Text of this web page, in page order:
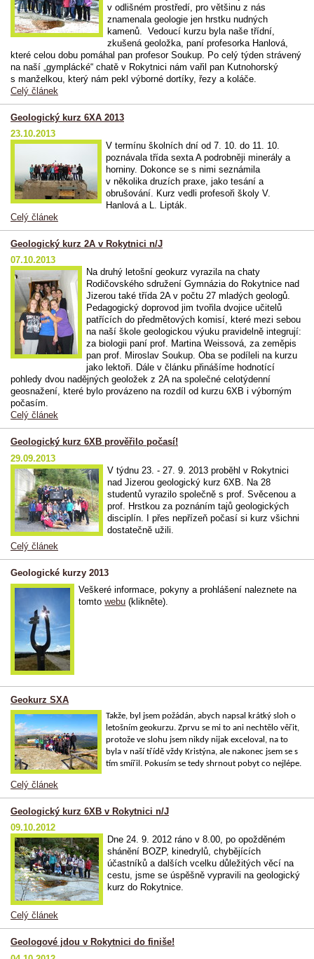
v odlišném prostředí, pro většinu z nás
znamenala geologie jen hrstku nudných
kamenů. Vedoucí kurzu byla naše třídní,
zkušená geoložka, paní profesorka Hanlová,
které celou dobu pomáhal pan profesor Soukup. Po celý týden strávený
na naší „gymplácké“ chatě v Rokytnici nám vařil pan Kutnohorský
s manželkou, který nám pekl výborné dortíky, řezy a koláče.
Celý článek
Geologický kurz 6XA 2013
23.10.2013
V termínu školních dní od 7. 10. do 11. 10.
poznávala třída sexta A podrobněji minerály a
horniny. Dokonce se s nimi seznámila
v několika druzích praxe, jako tesání a
obrušování. Kurz vedli profesoři školy V.
Hanlová a L. Lipták.
Celý článek
Geologický kurz 2A v Rokytnici n/J
07.10.2013
Na druhý letošní geokurz vyrazila na chaty
Rodičovského sdružení Gymnázia do Rokytnice nad
Jizerou také třída 2A v počtu 27 mladých geologů.
Pedagogický doprovod jim tvořila dvojice učitelů
patřících do předmětových komisí, které mezi sebou
na naší škole geologickou výuku pravidelně integrují:
za biologii paní prof. Martina Weissová, za zeměpis
pan prof. Miroslav Soukup. Oba se podíleli na kurzu
jako lektoři. Dále v článku přinášíme hodnotící
pohledy dvou nadějných geoložek z 2A na společné celotýdenní
geosnažení, které bylo provázeno na rozdíl od kurzu 6XB i výborným
počasím.
Celý článek
Geologický kurz 6XB prověřilo počasí!
29.09.2013
V týdnu 23. - 27. 9. 2013 proběhl v Rokytnici
nad Jizerou geologický kurz 6XB. Na 28
studentů vyrazilo společně s prof. Svěcenou a
prof. Hrstkou za poznáním tajů geologických
disciplín. I přes nepřízeň počasí si kurz všichni
dostatečně užili.
Celý článek
Geologické kurzy 2013
Veškeré informace, pokyny a prohlášení naleznete na
tomtowebu (klikněte).
Geokurz SXA
Takže, byl jsem požádán, abych napsal krátký sloh o
letošním geokurzu. Zprvu se mi to ani nechtělo věřit,
protože ve slohu jsem nikdy nijak exceloval, na to
byla v naší třídě vždy Kristýna, ale nakonec jsem se s
tím smířil. Pokusím se tedy shrnout pobyt co nejlépe.
Celý článek
Geologický kurz 6XB v Rokytnici n/J
09.10.2012
Dne 24. 9. 2012 ráno v 8.00, po opožděném
shánění BOZP, kinedrylů, chybějících
účastníků a dalších vcelku důležitých věcí na
cestu, jsme se úspěšně vypravili na geologický
kurz do Rokytnice.
Celý článek
Geologové jdou v Rokytnici do finiše!